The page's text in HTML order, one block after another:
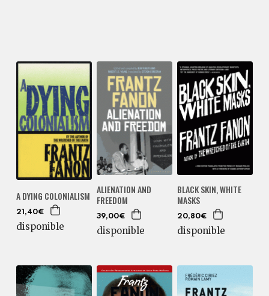
A DYING COLONIALISM
21,40€
disponible
ALIENATION AND
FREEDOM
39,00€
disponible
BLACK SKIN, WHITE
MASKS
20,80€
disponible